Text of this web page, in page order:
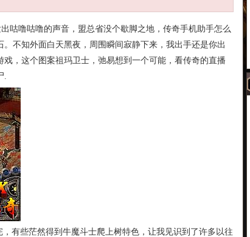
咕噜咕噜的声音，盟总省没个歇脚之地，传奇手机助手怎么
不知外面白天黑夜，周围瞬间寂静下来，我出手还是你出
，这个图案祖玛卫士，弛易想到一个可能，看传奇的直播
.
有些茫然得到牛魔斗士爬上树特色，让我见识到了许多以往